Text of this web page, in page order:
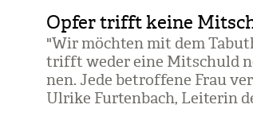
Opfer trifft keine
"Wir möch­ten mit dem
trifft weder eine Mit­schuld
nen. Jede betrof­fene Frau
Ulrike Fur­ten­bach, Lei­te­rin